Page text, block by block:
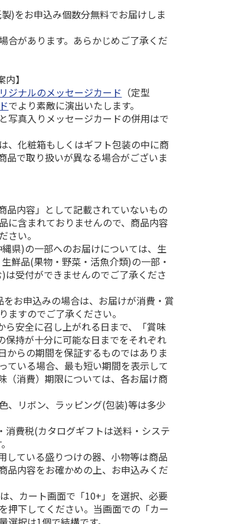
)をお申込み個数分無料でお届けしま
合があります。あらかじめご了承くだ
】
ジナルのメッセージカード （定型
でより素敵に演出いたします。
写真入りメッセージカードの併用はで
、化粧箱もしくはギフト包装の中に商
品で取り扱いが異なる場合がございま
品内容」として記載されていないもの
に含まれておりませんので、商品内容
さい。
県)の一部へのお届けについては、生
鮮品(果物・野菜・活魚介類)の一部・
受付ができませんのでご了承くださ
お申込みの場合は、お届けが消費・賞
ますのでご了承ください。
安全に召し上がれる日まで、「賞味
持が十分に可能な日までをそれぞれ
からの期間を保証するものではありま
ている場合、最も短い期間を表示して
（消費）期限については、各お届け商
、リボン、ラッピング(包装)等は多少
費税(カタログギフトは送料・システ
している盛りつけの器、小物等は商品
品内容をお確かめの上、お申込みくだ
、カート画面で「10+」を選択、必要
押下してください。当画面での「カー